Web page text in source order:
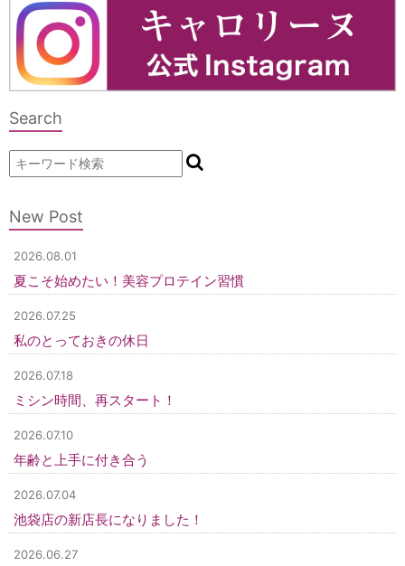
Search
New Post
2026.08.01
夏こそ始めたい！美容プロテイン習慣
2026.07.25
私のとっておきの休日
2026.07.18
ミシン時間、再スタート！
2026.07.10
年齢と上手に付き合う
2026.07.04
池袋店の新店長になりました！
2026.06.27